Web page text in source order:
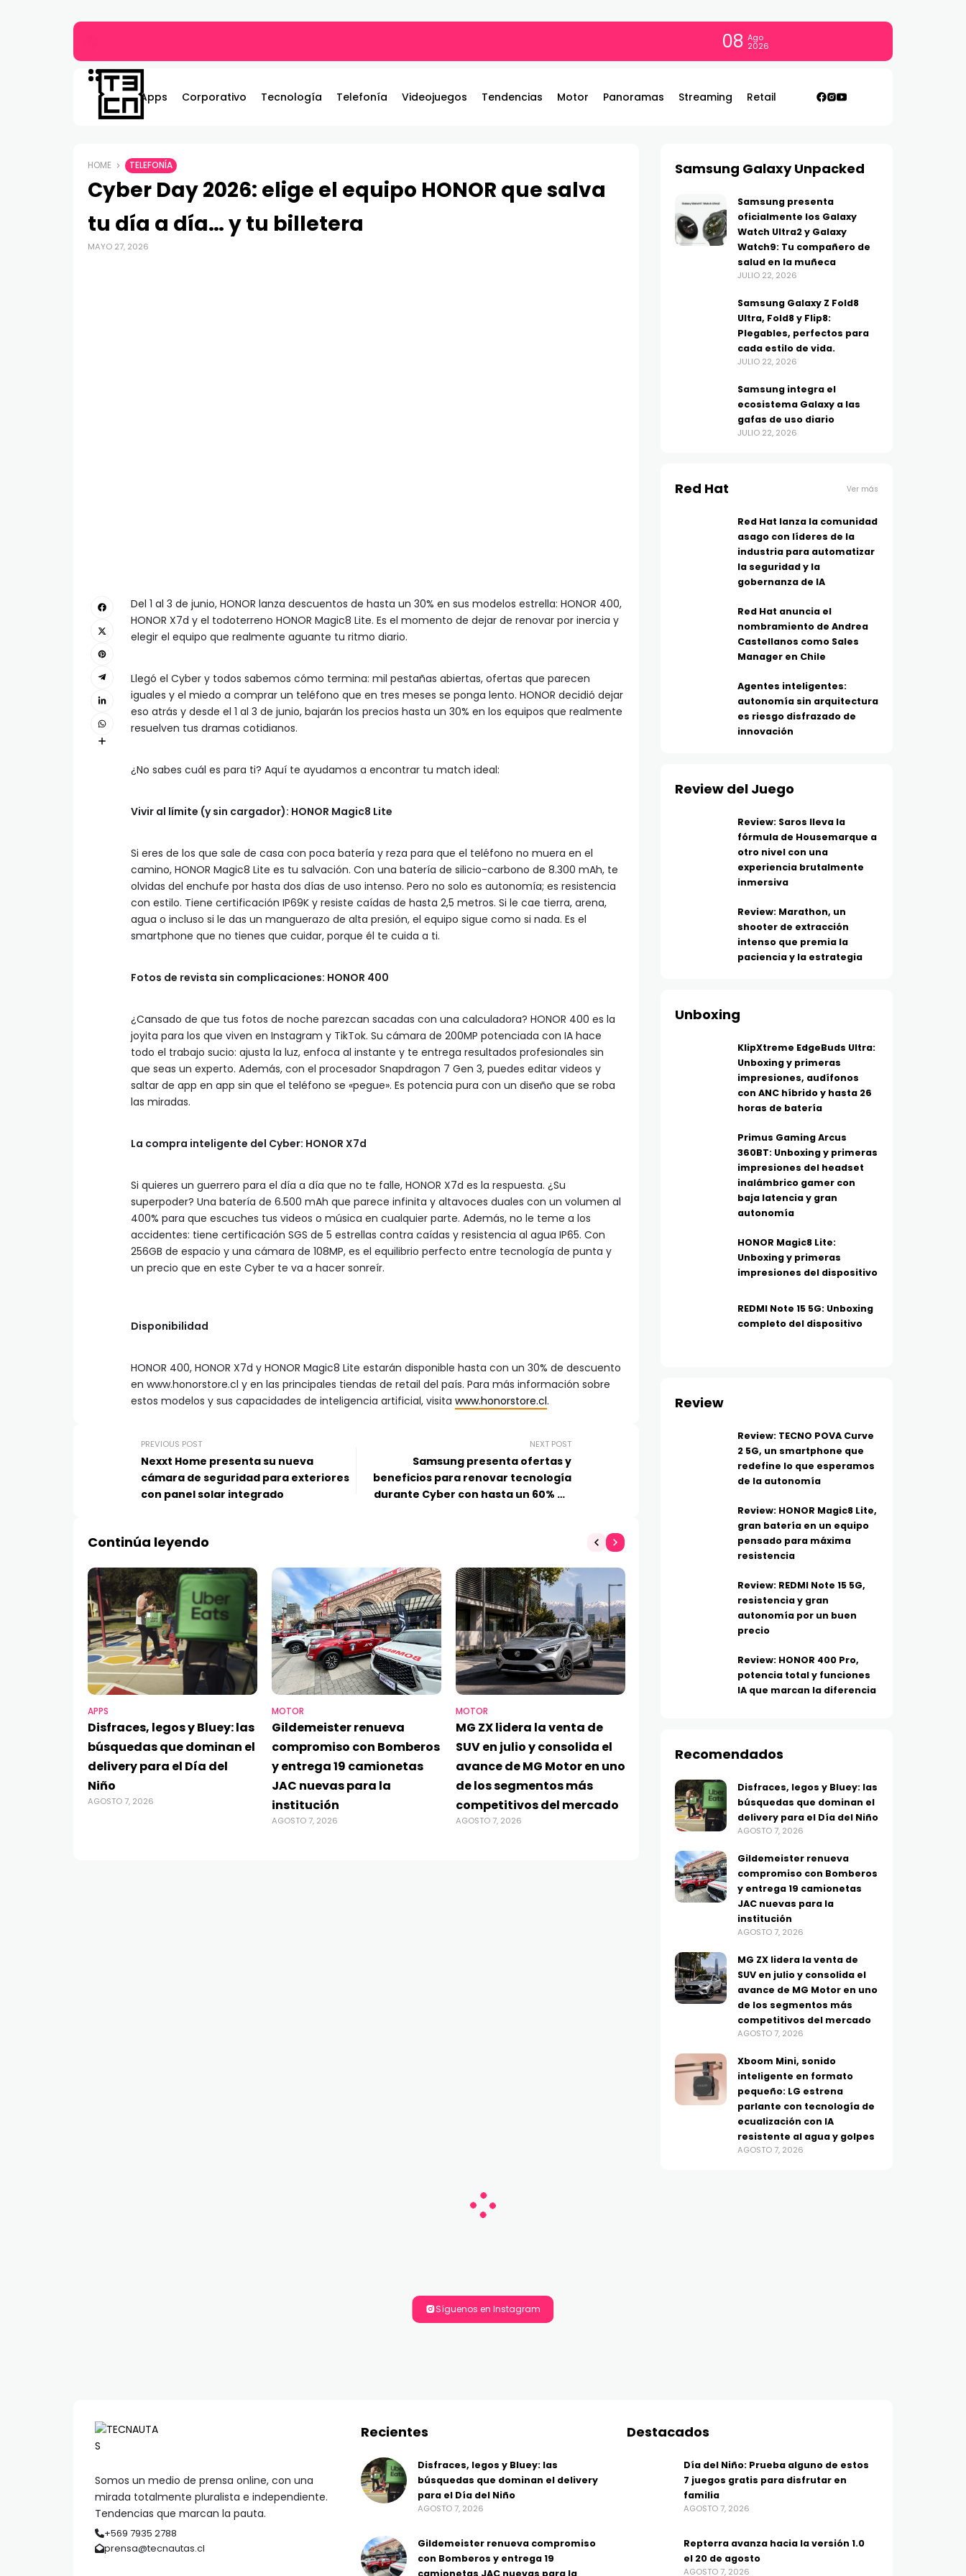
08 Ago
2026
Apps Corporativo Tecnología Telefonía Videojuegos Tendencias Motor Panoramas Streaming Retail
HOME TELEFONÍA
Cyber Day 2026: elige el equipo HONOR que salva
tu día a día… y tu billetera
MAYO 27, 2026
Del 1 al 3 de junio, HONOR lanza descuentos de hasta un 30% en sus modelos estrella: HONOR 400,
HONOR X7d y el todoterreno HONOR Magic8 Lite. Es el momento de dejar de renovar por inercia y
elegir el equipo que realmente aguante tu ritmo diario.
Llegó el Cyber y todos sabemos cómo termina: mil pestañas abiertas, ofertas que parecen
iguales y el miedo a comprar un teléfono que en tres meses se ponga lento. HONOR decidió dejar
eso atrás y desde el 1 al 3 de junio, bajarán los precios hasta un 30% en los equipos que realmente
resuelven tus dramas cotidianos.
¿No sabes cuál es para ti? Aquí te ayudamos a encontrar tu match ideal:
Vivir al límite (y sin cargador): HONOR Magic8 Lite
Si eres de los que sale de casa con poca batería y reza para que el teléfono no muera en el
camino, HONOR Magic8 Lite es tu salvación. Con una batería de silicio-carbono de 8.300 mAh, te
olvidas del enchufe por hasta dos días de uso intenso. Pero no solo es autonomía; es resistencia
con estilo. Tiene certificación IP69K y resiste caídas de hasta 2,5 metros. Si le cae tierra, arena,
agua o incluso si le das un manguerazo de alta presión, el equipo sigue como si nada. Es el
smartphone que no tienes que cuidar, porque él te cuida a ti.
Fotos de revista sin complicaciones: HONOR 400
¿Cansado de que tus fotos de noche parezcan sacadas con una calculadora? HONOR 400 es la
joyita para los que viven en Instagram y TikTok. Su cámara de 200MP potenciada con IA hace
todo el trabajo sucio: ajusta la luz, enfoca al instante y te entrega resultados profesionales sin
que seas un experto. Además, con el procesador Snapdragon 7 Gen 3, puedes editar videos y
saltar de app en app sin que el teléfono se «pegue». Es potencia pura con un diseño que se roba
las miradas.
La compra inteligente del Cyber: HONOR X7d
Si quieres un guerrero para el día a día que no te falle, HONOR X7d es la respuesta. ¿Su
superpoder? Una batería de 6.500 mAh que parece infinita y altavoces duales con un volumen al
400% para que escuches tus videos o música en cualquier parte. Además, no le teme a los
accidentes: tiene certificación SGS de 5 estrellas contra caídas y resistencia al agua IP65. Con
256GB de espacio y una cámara de 108MP, es el equilibrio perfecto entre tecnología de punta y
un precio que en este Cyber te va a hacer sonreír.
Disponibilidad
HONOR 400, HONOR X7d y HONOR Magic8 Lite estarán disponible hasta con un 30% de descuento
en www.honorstore.cl y en las principales tiendas de retail del país. Para más información sobre
estos modelos y sus capacidades de inteligencia artificial, visita www.honorstore.cl.
PREVIOUS POST
Nexxt Home presenta su nueva
cámara de seguridad para exteriores
con panel solar integrado
NEXT POST
Samsung presenta ofertas y
beneficios para renovar tecnología
durante Cyber con hasta un 60% de
Continúa leyendo
APPS
Disfraces, legos y Bluey: las
búsquedas que dominan el
delivery para el Día del
Niño
AGOSTO 7, 2026
MOTOR
Gildemeister renueva
compromiso con Bomberos
y entrega 19 camionetas
JAC nuevas para la
institución
AGOSTO 7, 2026
MOTOR
MG ZX lidera la venta de
SUV en julio y consolida el
avance de MG Motor en uno
de los segmentos más
competitivos del mercado
AGOSTO 7, 2026
inteligente en formato
parlante con tecnología de
ecualización con IA
resistente al agua y golpes
descuentos en
AGOSTO 7, 2026
Samsung Galaxy Unpacked
Samsung presenta
oficialmente los Galaxy
Watch Ultra2 y Galaxy
Watch9: Tu compañero de
salud en la muñeca
JULIO 22, 2026
Samsung Galaxy Z Fold8
Ultra, Fold8 y Flip8:
Plegables, perfectos para
cada estilo de vida.
JULIO 22, 2026
Samsung integra el
ecosistema Galaxy a las
gafas de uso diario
JULIO 22, 2026
Red Hat Ver más
Red Hat lanza la comunidad
asago con líderes de la
industria para automatizar
la seguridad y la
gobernanza de IA
Red Hat anuncia el
nombramiento de Andrea
Castellanos como Sales
Manager en Chile
Agentes inteligentes:
autonomía sin arquitectura
es riesgo disfrazado de
innovación
Review del Juego
Review: Saros lleva la
fórmula de Housemarque a
otro nivel con una
experiencia brutalmente
inmersiva
Review: Marathon, un
shooter de extracción
intenso que premia la
paciencia y la estrategia
Unboxing
KlipXtreme EdgeBuds Ultra:
Unboxing y primeras
impresiones, audífonos
con ANC híbrido y hasta 26
horas de batería
Primus Gaming Arcus
360BT: Unboxing y primeras
impresiones del headset
inalámbrico gamer con
baja latencia y gran
autonomía
HONOR Magic8 Lite:
Unboxing y primeras
impresiones del dispositivo
REDMI Note 15 5G: Unboxing
completo del dispositivo
Review
Review: TECNO POVA Curve
2 5G, un smartphone que
redefine lo que esperamos
de la autonomía
Review: HONOR Magic8 Lite,
gran batería en un equipo
pensado para máxima
resistencia
Review: REDMI Note 15 5G,
resistencia y gran
autonomía por un buen
precio
Review: HONOR 400 Pro,
potencia total y funciones
IA que marcan la diferencia
Recomendados
Disfraces, legos y Bluey: las
búsquedas que dominan el
delivery para el Día del Niño
AGOSTO 7, 2026
Gildemeister renueva
compromiso con Bomberos
y entrega 19 camionetas
JAC nuevas para la
institución
AGOSTO 7, 2026
MG ZX lidera la venta de
SUV en julio y consolida el
avance de MG Motor en uno
de los segmentos más
competitivos del mercado
AGOSTO 7, 2026
Xboom Mini, sonido
inteligente en formato
pequeño: LG estrena
parlante con tecnología de
ecualización con IA
resistente al agua y golpes
AGOSTO 7, 2026
Síguenos en Instagram
Somos un medio de prensa online, con una
mirada totalmente pluralista e independiente.
Tendencias que marcan la pauta.
+569 7935 2788
prensa@tecnautas.cl
Recientes
Disfraces, legos y Bluey: las
búsquedas que dominan el delivery
para el Día del Niño
AGOSTO 7, 2026
Gildemeister renueva compromiso
con Bomberos y entrega 19
Destacados
Día del Niño: Prueba alguno de estos
7 juegos gratis para disfrutar en
familia
AGOSTO 7, 2026
Repterra avanza hacia la versión 1.0
el 20 de agosto
AGOSTO 7, 2026